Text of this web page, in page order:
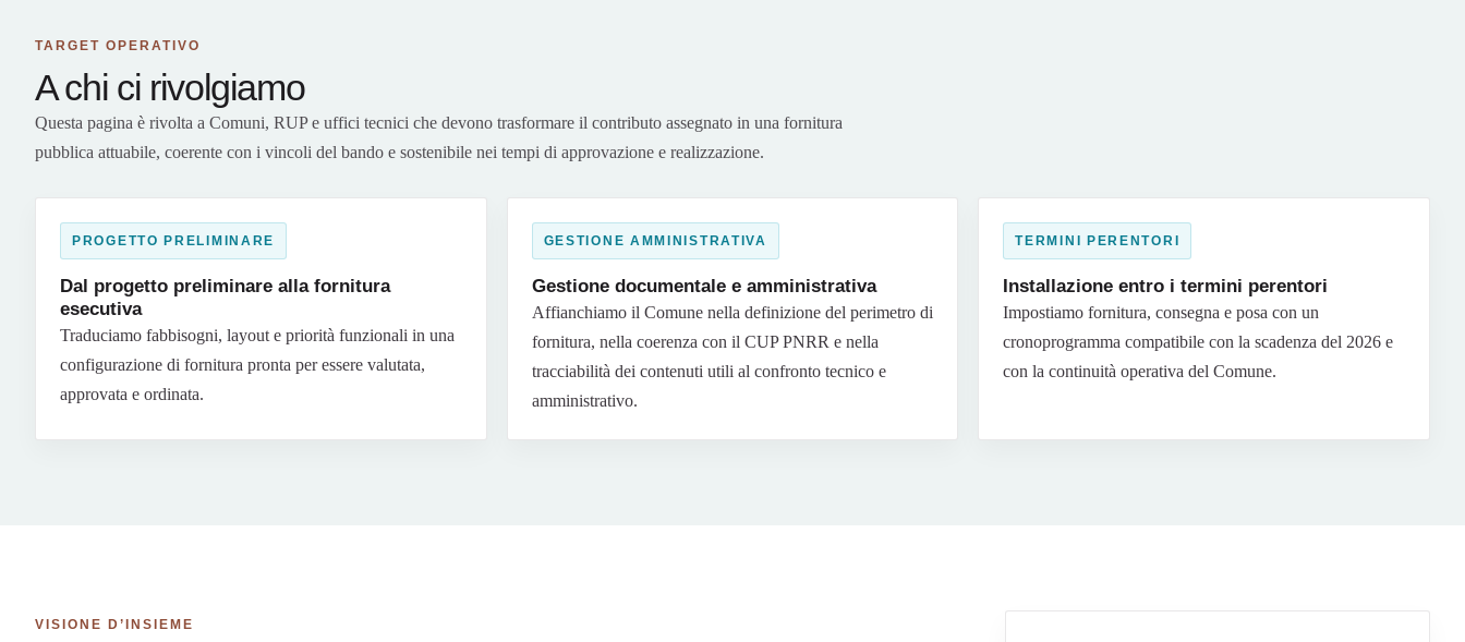
TARGET OPERATIVO
A chi ci rivolgiamo
Questa pagina è rivolta a Comuni, RUP e uffici tecnici che devono trasformare il contributo assegnato in una fornitura
pubblica attuabile, coerente con i vincoli del bando e sostenibile nei tempi di approvazione e realizzazione.
PROGETTO PRELIMINARE
Dal progetto preliminare alla fornitura
esecutiva
Traduciamo fabbisogni, layout e priorità funzionali in una
configurazione di fornitura pronta per essere valutata,
approvata e ordinata.
GESTIONE AMMINISTRATIVA
Gestione documentale e amministrativa
Affianchiamo il Comune nella definizione del perimetro di
fornitura, nella coerenza con il CUP PNRR e nella
tracciabilità dei contenuti utili al confronto tecnico e
amministrativo.
TERMINI PERENTORI
Installazione entro i termini perentori
Impostiamo fornitura, consegna e posa con un
cronoprogramma compatibile con la scadenza del 2026 e
con la continuità operativa del Comune.
VISIONE D’INSIEME